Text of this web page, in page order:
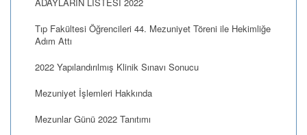
ADAYLARIN LİSTESİ 2022
Tıp Fakültesi Öğrencileri 44. Mezuniyet Töreni ile Hekimliğe
Adım Attı
2022 Yapılandırılmış Klinik Sınavı Sonucu
Mezuniyet İşlemleri Hakkında
Mezunlar Günü 2022 Tanıtımı